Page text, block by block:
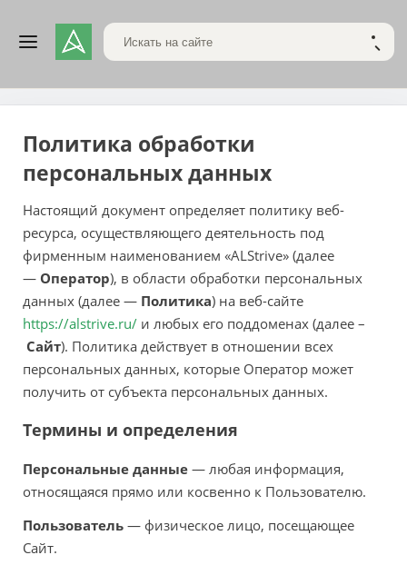
Поиск по сайту
Политика обработки
персональных данных
Настоящий документ определяет политику веб-
ресурса, осуществляющего деятельность под
фирменным наименованием «ALStrive» (далее
— Оператор), в области обработки персональных
данных (далее — Политика) на веб-сайте
https://alstrive.ru/ и любых его поддоменах (далее –
Сайт). Политика действует в отношении всех
персональных данных, которые Оператор может
получить от субъекта персональных данных.
Термины и определения
Персональные данные — любая информация,
относящаяся прямо или косвенно к Пользователю.
Пользователь — физическое лицо, посещающее
Сайт.